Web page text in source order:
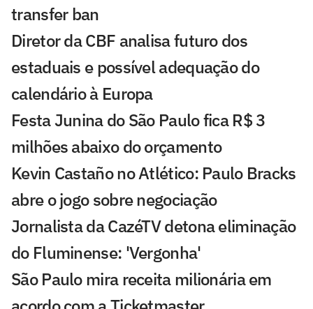
transfer ban
Diretor da CBF analisa futuro dos
estaduais e possível adequação do
calendário à Europa
Festa Junina do São Paulo fica R$ 3
milhões abaixo do orçamento
Kevin Castaño no Atlético: Paulo Bracks
abre o jogo sobre negociação
Jornalista da CazéTV detona eliminação
do Fluminense: 'Vergonha'
São Paulo mira receita milionária em